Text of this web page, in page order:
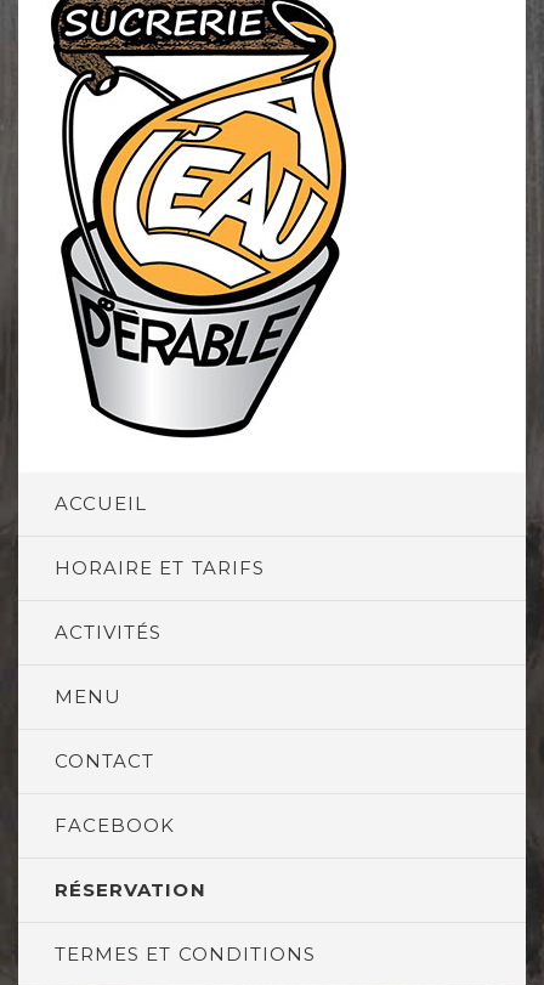
ACCUEIL
HORAIRE ET TARIFS
ACTIVITÉS
MENU
CONTACT
FACEBOOK
RÉSERVATION
TERMES ET CONDITIONS